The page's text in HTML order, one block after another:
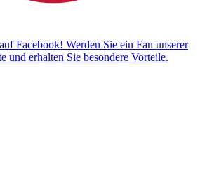
Facebook! Werden Sie ein Fan unserer
und erhalten Sie besondere Vorteile.